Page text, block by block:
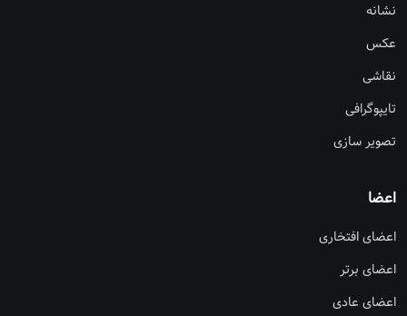
نشانه
عکس
نقاشی
تایپوگرافی
تصویر سازی
اعضا
اعضای افتخاری
اعضای برتر
اعضای عادی